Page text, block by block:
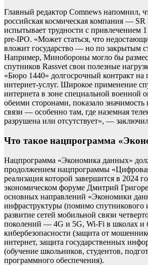
Главный редактор Comnews напомнил,
российская космическая компания —
испытывает трудности с привлечением
pre-IPO. «Может статься, что
вложит государство — но по закрытым
Например, Минобороны могло бы
спутников Rassvet свои полезные
«Бюро 1440» долгосрочный контракт на
интернет-услуг. Широкое применение
интернета в зоне специальной военной
обеими сторонами, показало значимость
связи — особенно там, где наземная
разрушена или отсутствует», —
Что такое нацпрограмма
Нацпрограмма «Экономика данных»
продолжением нацпрограммы
реализация которой завершится в 2024
экономическом форуме Дмитрий
основных направлений «Экономики
инфраструктуры (помимо спутникового
развитие сетей мобильной связи
поколений — 4G и 5G, Wi-Fi в школах и
кибербезопасности (защита от
интернет, защита государственных
(обучение школьников, студентов,
программного обеспечения).